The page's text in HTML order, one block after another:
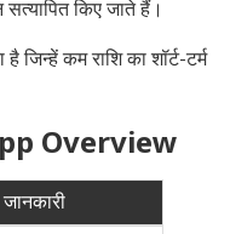
किए जाते हैं।
जिन्हें कम राशि का शॉर्ट-टर्म
Overview
जानकारी